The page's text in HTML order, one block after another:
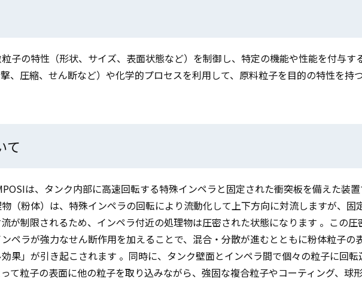
子の特性（形状、サイズ、表面状態など）を制御し、特定の機能や性能を付与す
、圧縮、せん断など）や化学的プロセスを利用して、原料粒子を目的の特性を持
て
は、タンク内部に高速回転する特殊インペラと固定された衝突板を備えた装
（粉体）は、特殊インペラの回転により流動化して上下方向に対流しますが、固
が制限されるため、インペラ付近の処理物は圧密された状態になります 。この圧
ペラが強力なせん断作用を加えることで、混合・分散が進むとともに粉体粒子の
果」が引き起こされます 。同時に、タンク壁面とインペラ間で個々の粒子に回転
て粒子の表面に他の粒子を取り込みながら、強固な複合粒子やコーティング、球